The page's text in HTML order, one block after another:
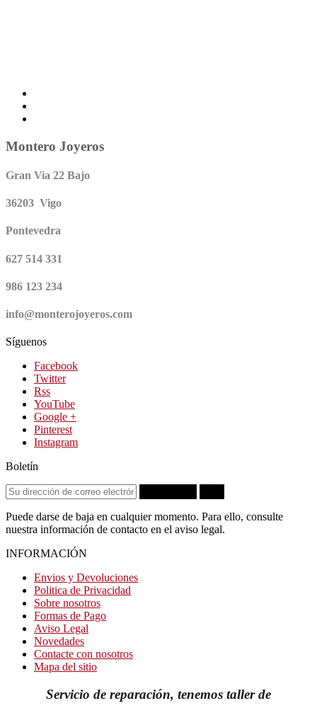
Montero Joyeros
Gran Via 22 Bajo
36203 Vigo
Pontevedra
627 514 331
986 123 234
info@monterojoyeros.com
Síguenos
Facebook
Twitter
Rss
YouTube
Google +
Pinterest
Instagram
Boletín
Puede darse de baja en cualquier momento. Para ello, consulte
nuestra información de contacto en el aviso legal.
INFORMACIÓN
Envios y Devoluciones
Politica de Privacidad
Sobre nosotros
Formas de Pago
Aviso Legal
Novedades
Contacte con nosotros
Mapa del sitio
Servicio de reparación, tenemos taller de